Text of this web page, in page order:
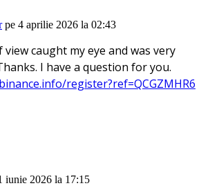
pe 4 aprilie 2026 la 02:43
caught my eye and was very
I have a question for you.
register?ref=QCGZMHR6
iunie 2026 la 17:15